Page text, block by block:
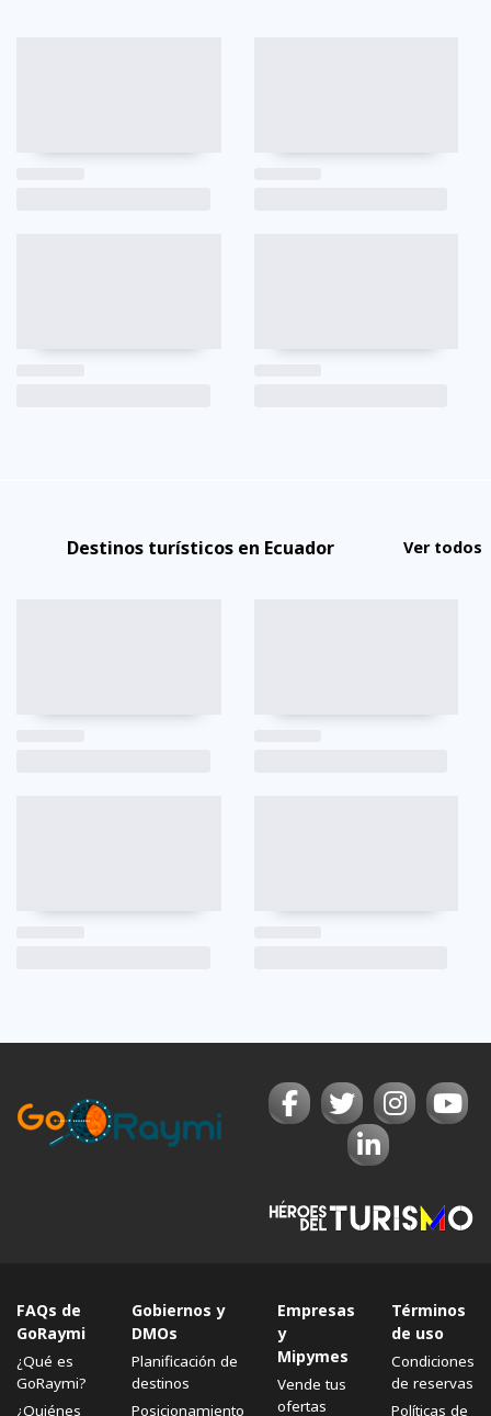
Destinos turísticos en Ecuador Ver todos
FAQs de
GoRaymi
¿Qué es
GoRaymi?
¿Quiénes
Gobiernos y
DMOs
Planificación de
destinos
Posicionamiento
Empresas
y
Mipymes
Vende tus
ofertas
Términos
de uso
Condiciones
de reservas
Políticas de